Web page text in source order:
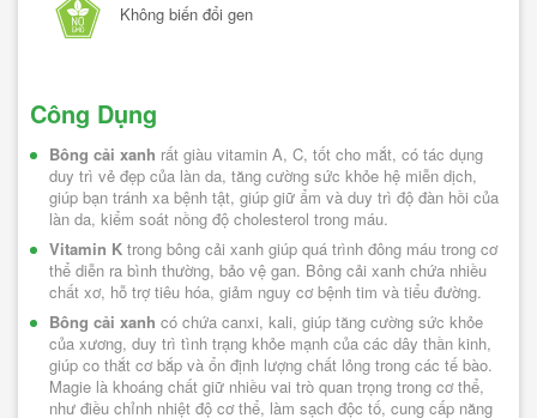
Không biến đổi gen
Công Dụng
Bông cải xanh rất giàu vitamin A, C, tốt cho mắt, có tác dụng
duy trì vẻ đẹp của làn da, tăng cường sức khỏe hệ miễn dịch,
giúp bạn tránh xa bệnh tật, giúp giữ ẩm và duy trì độ đàn hồi của
làn da, kiểm soát nồng độ cholesterol trong máu.
Vitamin K trong bông cải xanh giúp quá trình đông máu trong cơ
thể diễn ra bình thường, bảo vệ gan. Bông cải xanh chứa nhiều
chất xơ, hỗ trợ tiêu hóa, giảm nguy cơ bệnh tim và tiểu đường.
Bông cải xanh có chứa canxi, kali, giúp tăng cường sức khỏe
của xương, duy trì tình trạng khỏe mạnh của các dây thần kinh,
giúp co thắt cơ bắp và ổn định lượng chất lỏng trong các tế bào.
Magie là khoáng chất giữ nhiều vai trò quan trọng trong cơ thể,
như điều chỉnh nhiệt độ cơ thể, làm sạch độc tố, cung cấp năng